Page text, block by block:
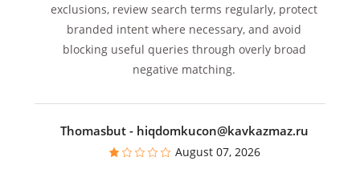
exclusions, review search terms regularly, protect
branded intent where necessary, and avoid
blocking useful queries through overly broad
negative matching.
Thomasbut - hiqdomkucon@kavkazmaz.ru
August 07, 2026